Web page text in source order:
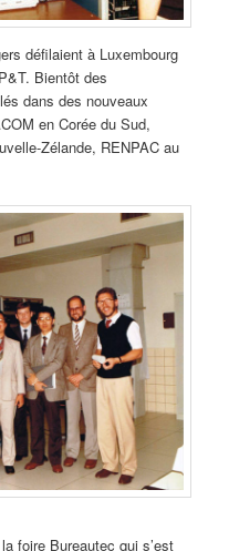
défilaient à Luxembourg
Bientôt des
dans des nouveaux
en Corée du Sud,
Zélande, RENPAC au
foire Bureautec qui s’est